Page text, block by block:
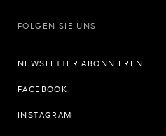
FOLGEN SIE UNS
NEWSLETTER ABONNIEREN
FACEBOOK
INSTAGRAM